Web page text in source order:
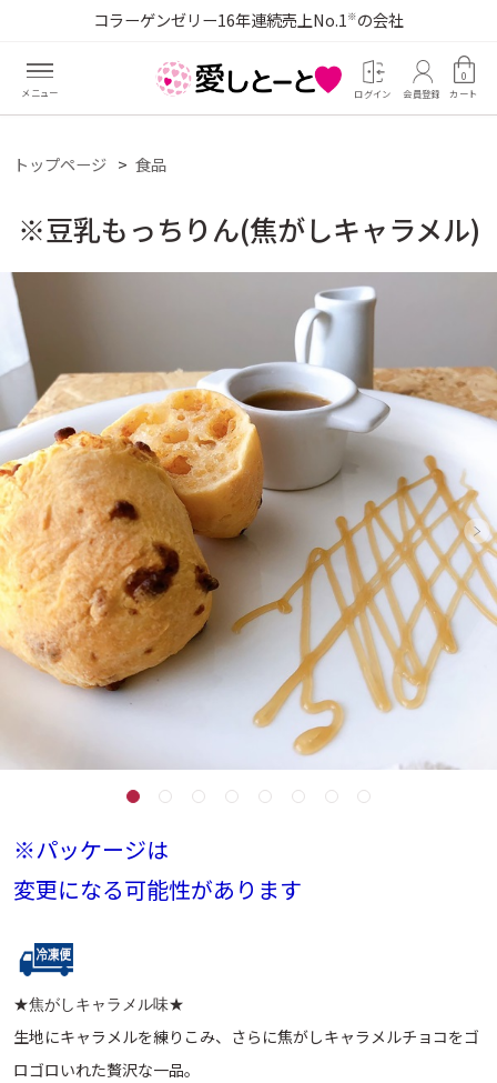
コラーゲンゼリー16年連続売上No.1 ※の会社
ログイン 会員登録 カート
0
トップページ 食品
※豆乳もっちりん(焦がしキャラメル)
※パッケージは
変更になる可能性があります
★焦がしキャラメル味★
生地にキャラメルを練りこみ、さらに焦がしキャラメルチョコをゴ
ロゴロいれた贅沢な一品。